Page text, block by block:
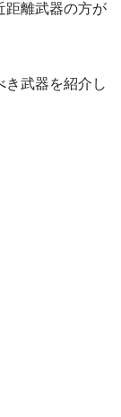
距離武器の方が
武器を紹介し